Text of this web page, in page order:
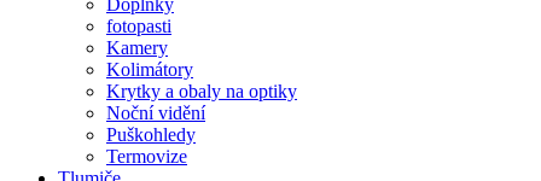
fotopasti
Kamery
Kolimátory
Krytky a obaly na optiky
Noční vidění
Puškohledy
Termovize